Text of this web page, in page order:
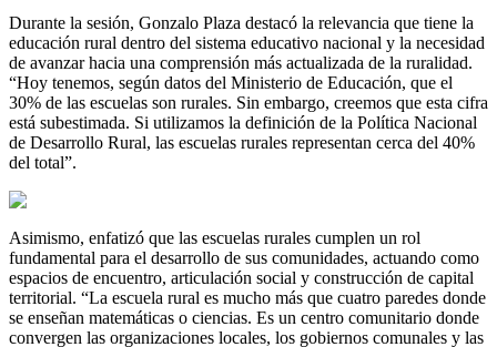
Durante la sesión, Gonzalo Plaza destacó la relevancia que tiene la
educación rural dentro del sistema educativo nacional y la necesidad
de avanzar hacia una comprensión más actualizada de la ruralidad.
“Hoy tenemos, según datos del Ministerio de Educación, que el
30% de las escuelas son rurales. Sin embargo, creemos que esta cifra
está subestimada. Si utilizamos la definición de la Política Nacional
de Desarrollo Rural, las escuelas rurales representan cerca del 40%
del total”.
Asimismo, enfatizó que las escuelas rurales cumplen un rol
fundamental para el desarrollo de sus comunidades, actuando como
espacios de encuentro, articulación social y construcción de capital
territorial. “La escuela rural es mucho más que cuatro paredes donde
se enseñan matemáticas o ciencias. Es un centro comunitario donde
convergen las organizaciones locales, los gobiernos comunales y las